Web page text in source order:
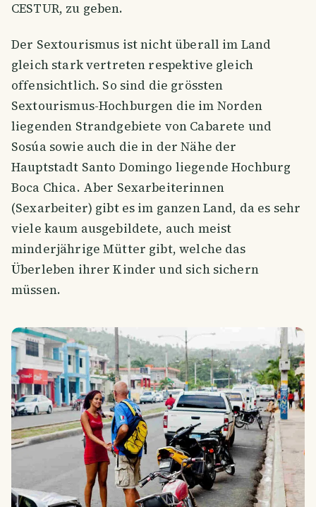
CESTUR, zu geben.
Der Sextourismus ist nicht überall im Land
gleich stark vertreten respektive gleich
offensichtlich. So sind die grössten
Sextourismus-Hochburgen die im Norden
liegenden Strandgebiete von Cabarete und
Sosúa sowie auch die in der Nähe der
Hauptstadt Santo Domingo liegende Hochburg
Boca Chica. Aber Sexarbeiterinnen
(Sexarbeiter) gibt es im ganzen Land, da es sehr
viele kaum ausgebildete, auch meist
minderjährige Mütter gibt, welche das
Überleben ihrer Kinder und sich sichern
müssen.